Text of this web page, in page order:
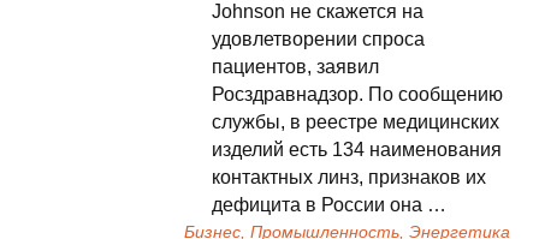
Johnson не скажется на
удовлетворении спроса
пациентов, заявил
Росздравнадзор. По сообщению
службы, в реестре медицинских
изделий есть 134 наименования
контактных линз, признаков их
дефицита в России она …
Бизнес, Промышленность, Энергетика